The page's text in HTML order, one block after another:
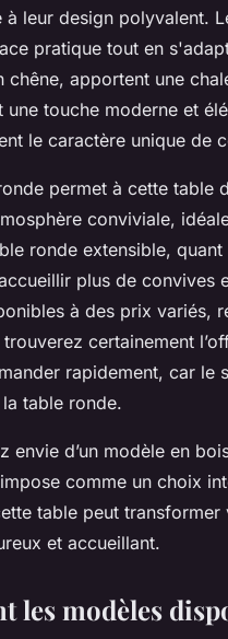
à leur design polyvalent.
pratique tout en
chêne, apportent une
une touche moderne et
le caractère unique de
permet à cette
conviviale,
ronde extensible,
plus de
à des prix variés,
certainement
rapidement, car le
table ronde.
envie d’un modèle en
comme un choix
table peut
et accueillant.
les modèles